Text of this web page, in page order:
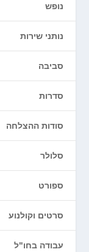
נופש
נותני שירות
סביבה
סדרות
סודות ההצלחה
סלולר
ספורט
סרטים וקולנוע
עבודה בחו"ל